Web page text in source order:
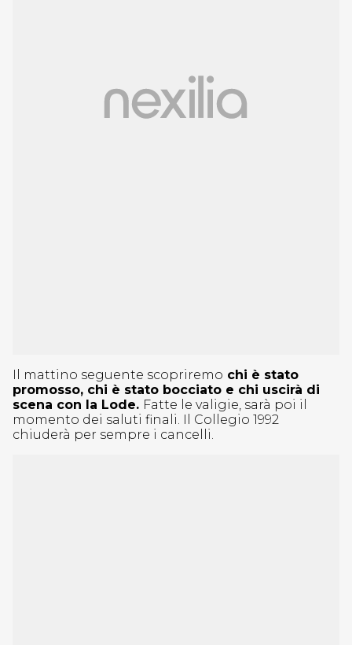
Il mattino seguente scopriremo chi è stato
promosso, chi è stato bocciato e chi uscirà di
scena con la Lode. Fatte le valigie, sarà poi il
momento dei saluti finali. Il Collegio 1992
chiuderà per sempre i cancelli.